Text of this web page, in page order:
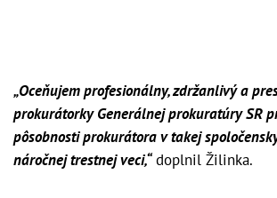
„Oceňujem profesionálny, zdržanlivý a
prokurátorky Generálnej prokuratúry SR
pôsobnosti prokurátora v takej
náročnej trestnej veci,“doplnil Žilinka.